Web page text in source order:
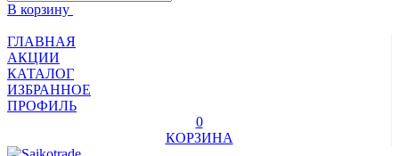
В корзину
ГЛАВНАЯ
АКЦИИ
КАТАЛОГ
ИЗБРАННОЕ
ПРОФИЛЬ
0
КОРЗИНА